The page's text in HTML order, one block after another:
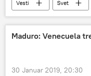
Vesti Svet
Maduro: Venecuela
30 Januar 2019, 20:30